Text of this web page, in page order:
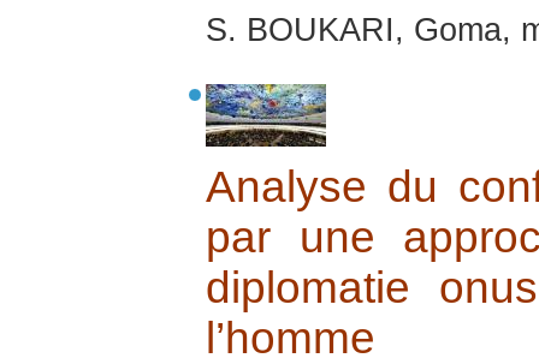
S. BOUKARI, Goma,
Analyse du
par une
diplomatie
l’homme